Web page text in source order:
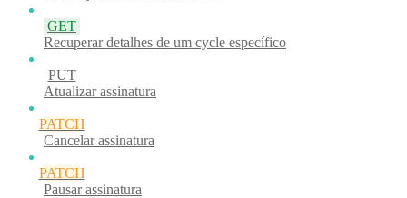
GET
Recuperar detalhes de um cycle específico
PUT
Atualizar assinatura
PATCH
Cancelar assinatura
PATCH
Pausar assinatura